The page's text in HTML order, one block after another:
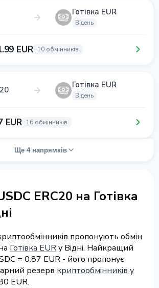
Готівка EUR
Відень
EUR 10 обмінників
Готівка EUR
Відень
EUR 16 обмінників
Ще 4 напрямків
ERC20 на Готівка
пропонують обмін
Готівка EURу Відні. Найкращий
= 0.87 EUR - його пропонує
резерв криптообмінників у
EUR.